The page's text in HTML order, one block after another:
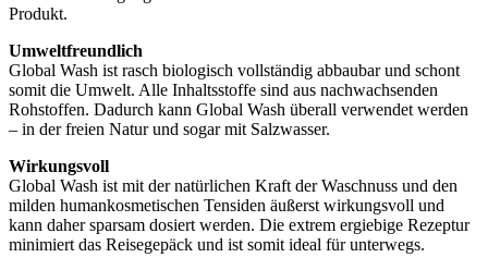
Produkt.
Umweltfreundlich
Global Wash ist rasch biologisch vollständig abbaubar und schont
somit die Umwelt. Alle Inhaltsstoffe sind aus nachwachsenden
Rohstoffen. Dadurch kann Global Wash überall verwendet werden
– in der freien Natur und sogar mit Salzwasser.
Wirkungsvoll
Global Wash ist mit der natürlichen Kraft der Waschnuss und den
milden humankosmetischen Tensiden äußerst wirkungsvoll und
kann daher sparsam dosiert werden. Die extrem ergiebige Rezeptur
minimiert das Reisegepäck und ist somit ideal für unterwegs.